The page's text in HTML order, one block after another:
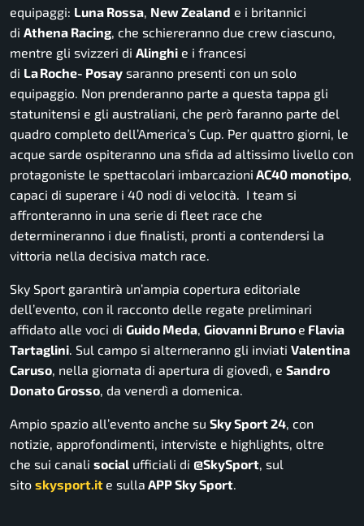
equipaggi: Luna Rossa New Zealand e i britannici
di Athena Racing , che schiereranno due crew ciascuno,
mentre gli svizzeri di Alinghi e i francesi
di LaRoche‑Posay saranno presenti con un solo
equipaggio. Non prenderanno parte a questa tappa gli
statunitensi e gli australiani, che però faranno parte del
quadro completo dell’America’s Cup. Per quattro giorni, le
acque sarde ospiteranno una sfida ad altissimo livello con
protagoniste le spettacolari imbarcazioni AC40 monotipo
capaci di superare i 40 nodi di velocità. I team si
affronteranno in una serie di fleet race che
determineranno i due finalisti, pronti a contendersi la
vittoria nella decisiva match race.
Sky Sport garantirà un’ampia copertura editoriale
dell’evento, con il racconto delle regate preliminari
affidato alle voci di Guido Meda Giovanni Brunoe Flavia
Tartaglini . Sul campo si alterneranno gli inviati Valentina
Caruso , nella giornata di apertura di giovedì, e Sandro
Donato Grosso , da venerdì a domenica.
Ampio spazio all’evento anche su Sky Sport 24 , con
notizie, approfondimenti, interviste e highlights, oltre
che sui canali social ufficiali di @SkySport , sul
sito skysport.ite sulla APP Sky Sport